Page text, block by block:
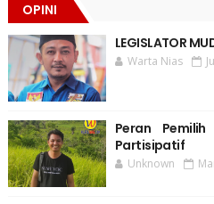
OPINI
LEGISLATOR
Warta Nias
Peran
Partisipatif
Unknown